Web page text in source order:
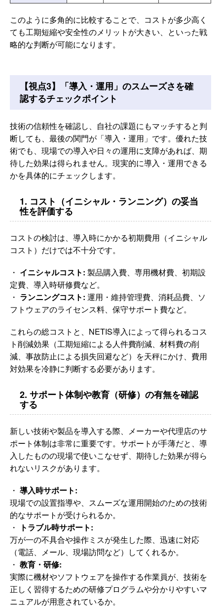
このように多角的に比較することで、コストが多少高く
ても工期短縮や安全性のメリットが大きい、といった戦
略的な判断が可能になります。
【視点3】「導入・運用」のスムーズさを確
認するチェックポイント
技術の信頼性を確認し、自社の課題にもマッチすると判
断しても、最後の関門が「導入・運用」です。優れた技
術でも、現場での導入や日々の運用に支障があれば、期
待した効果は得られません。現実的に導入・運用できる
かを具体的にチェックします。
1. コスト（イニシャル・ランニング）の妥当
性を評価する
コストの検討は、導入時にかかる初期費用（イニシャル
コスト）だけでは不十分です。
・ イニシャルコスト: 製品購入費、専用機材費、初期設
定費、導入時研修費など。
・ ランニングコスト: 運用・維持管理費、消耗品費、ソ
フトウェアのライセンス料、保守サポート費など。
これらの総コストと、NETIS導入によって得られるコス
ト削減効果（工期短縮による人件費削減、材料費の削
減、事故防止による損失回避など）を天秤にかけ、費用
対効果を冷静に判断する必要があります。
2. サポート体制や教育（研修）の有無を確認
する
新しい技術や製品を導入する際、メーカーや代理店のサ
ポート体制は非常に重要です。サポートが手薄だと、導
入したものの現場で使いこなせず、期待した効果が得ら
れないリスクがあります。
・ 導入時サポート:
現場での設置指導や、スムーズな運用開始のための技術
的なサポートが受けられるか。
・
トラブル時サポート:
万が一の不具合や操作ミスが発生した際、迅速に対応
（電話、メール、現場訪問など）してくれるか。
・ 教育・研修:
実際に機材やソフトウェアを操作する作業員が、技術を
正しく習得するための研修プログラムや分かりやすいマ
ニュアルが用意されているか。